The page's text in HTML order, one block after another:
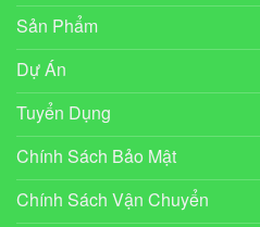
Sản Phẩm
Dự Án
Tuyển Dụng
Chính Sách Bảo Mật
Chính Sách Vận Chuyển